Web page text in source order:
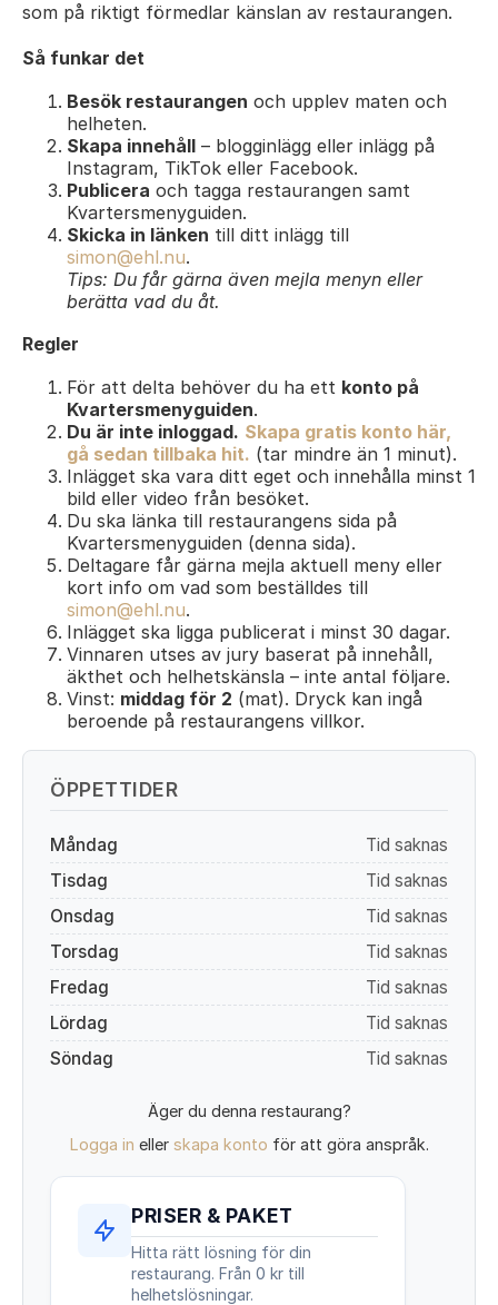
som på riktigt förmedlar känslan av restaurangen.
Så funkar det
Besök restaurangen och upplev maten och
helheten.
Skapa innehåll – blogginlägg eller inlägg på
Instagram, TikTok eller Facebook.
Publicera och tagga restaurangen samt
Kvartersmenyguiden.
Skicka in länken till ditt inlägg till
simon@ehl.nu.
Tips: Du får gärna även mejla menyn eller
berätta vad du åt.
Regler
För att delta behöver du ha ett konto på
Kvartersmenyguiden.
Du är inte inloggad. Skapa gratis konto här,
gå sedan tillbaka hit. (tar mindre än 1 minut).
Inlägget ska vara ditt eget och innehålla minst 1
bild eller video från besöket.
Du ska länka till restaurangens sida på
Kvartersmenyguiden (denna sida).
Deltagare får gärna mejla aktuell meny eller
kort info om vad som beställdes till
simon@ehl.nu.
Inlägget ska ligga publicerat i minst 30 dagar.
Vinnaren utses av jury baserat på innehåll,
äkthet och helhetskänsla – inte antal följare.
Vinst: middag för 2 (mat). Dryck kan ingå
beroende på restaurangens villkor.
ÖPPETTIDER
Måndag
Tid saknas
Tisdag
Tid saknas
Onsdag
Tid saknas
Torsdag
Tid saknas
Fredag
Tid saknas
Lördag
Tid saknas
Söndag
Tid saknas
Äger du denna restaurang?
Logga in eller skapa konto för att göra anspråk.
PRISER & PAKET
Hitta rätt lösning för din
restaurang. Från 0 kr till
helhetslösningar.